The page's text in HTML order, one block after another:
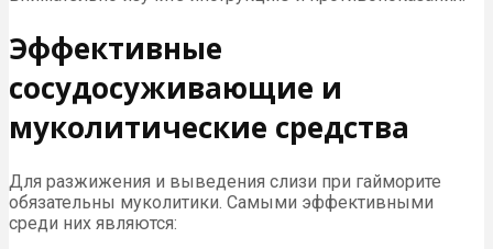
Эффективные
сосудосуживающие и
муколитические средства
Для разжижения и выведения слизи при гайморите
обязательны муколитики. Самыми эффективными
среди них являются: